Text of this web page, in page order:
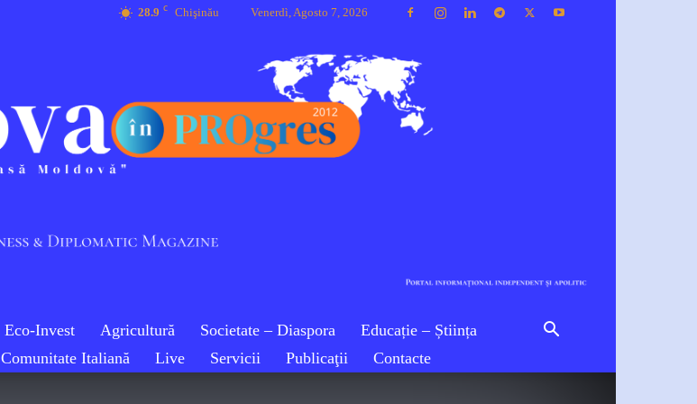
28.9 C Chişinău Venerdì, Agosto 7, 2026
Moldova
Eco-Invest Agricultură Societate – Diaspora
Educație – Știința
Comunitate Italiană Live Servicii Publicaţii Contacte